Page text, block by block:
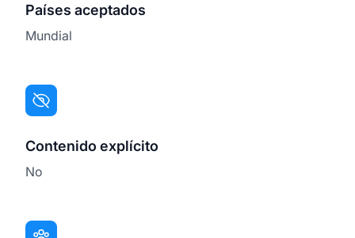
Países aceptados
Mundial
Contenido explícito
No